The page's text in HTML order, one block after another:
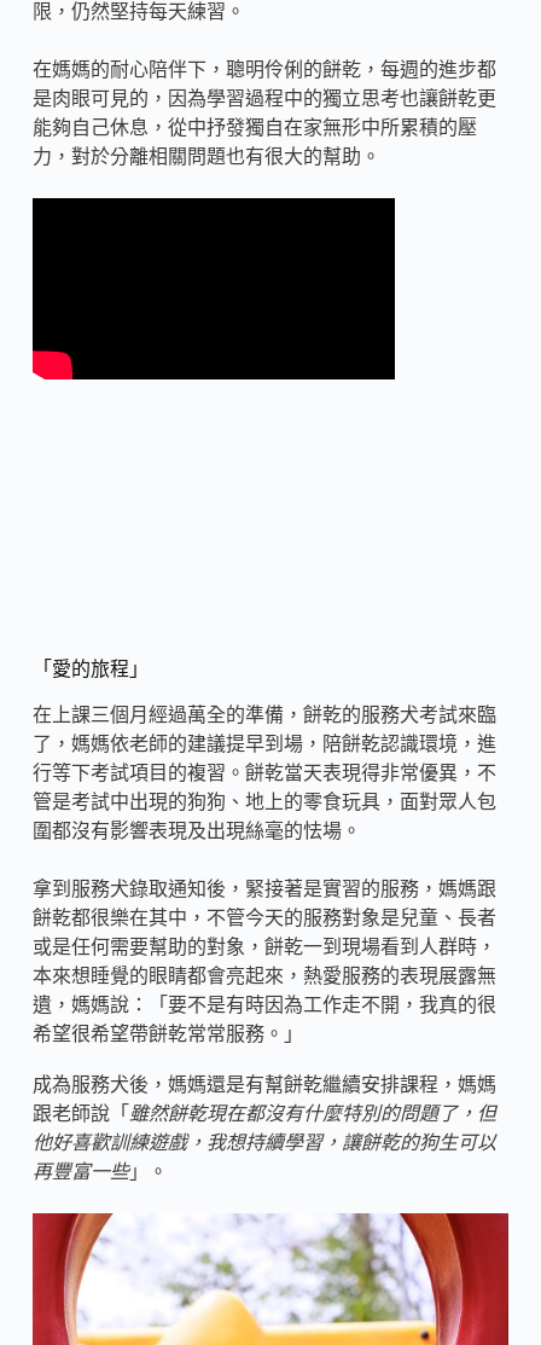
限，仍然堅持每天練習。
在媽媽的耐心陪伴下，聰明伶俐的餅乾，每週的進步都
是肉眼可見的，因為學習過程中的獨立思考也讓餅乾更
能夠自己休息，從中抒發獨自在家無形中所累積的壓
力，對於分離相關問題也有很大的幫助。
「愛的旅程」
在上課三個月經過萬全的準備，餅乾的服務犬考試來臨
了，媽媽依老師的建議提早到場，陪餅乾認識環境，進
行等下考試項目的複習。餅乾當天表現得非常優異，不
管是考試中出現的狗狗、地上的零食玩具，面對眾人包
圍都沒有影響表現及出現絲毫的怯場。
拿到服務犬錄取通知後，緊接著是實習的服務，媽媽跟
餅乾都很樂在其中，不管今天的服務對象是兒童、長者
或是任何需要幫助的對象，餅乾一到現場看到人群時，
本來想睡覺的眼睛都會亮起來，熱愛服務的表現展露無
遺，媽媽說：「要不是有時因為工作走不開，我真的很
希望很希望帶餅乾常常服務。」
成為服務犬後，媽媽還是有幫餅乾繼續安排課程，媽媽
跟老師說「 雖然餅乾現在都沒有什麼特別的問題了，但
他好喜歡訓練遊戲，我想持續學習，讓餅乾的狗生可以
再豐富一些」。